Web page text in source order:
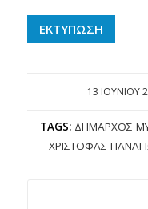
ΕΚΤΥΠΩΣΗ
13 ΙΟΥΝΊΟΥ
/
TAGS: ΔΉΜΑΡΧΟΣ
ΧΡΙΣΤΌΦΑΣ